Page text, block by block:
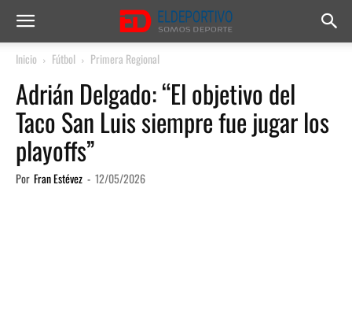
Inicio Fútbol Primera Regional
Adrián Delgado: “El objetivo del
Taco San Luis siempre fue jugar los
playoffs”
Por Fran Estévez - 12/05/2026